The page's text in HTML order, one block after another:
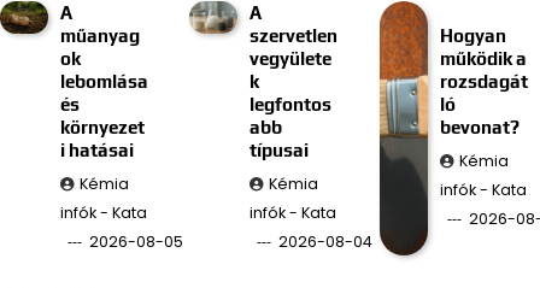
A
műanyag
ok
lebomlása
és
környezet
i hatásai
Kémia
infók - Kata
2026-08-05
A
szervetlen
vegyülete
k
legfontos
abb
típusai
Kémia
infók - Kata
2026-08-04
Hogyan
működik a
rozsdagát
ló
bevonat?
Kémia
infók - Kata
2026-